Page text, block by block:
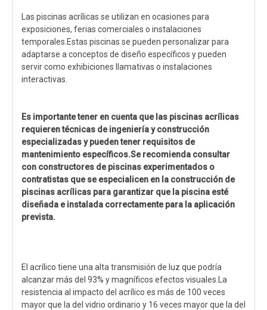
Las piscinas acrílicas se utilizan en ocasiones para
exposiciones, ferias comerciales o instalaciones
temporales.Estas piscinas se pueden personalizar para
adaptarse a conceptos de diseño específicos y pueden
servir como exhibiciones llamativas o instalaciones
interactivas.
Es importante tener en cuenta que las piscinas acrílicas
requieren técnicas de ingeniería y construcción
especializadas y pueden tener requisitos de
mantenimiento específicos.Se recomienda consultar
con constructores de piscinas experimentados o
contratistas que se especialicen en la construcción de
piscinas acrílicas para garantizar que la piscina esté
diseñada e instalada correctamente para la aplicación
prevista.
El acrílico tiene una alta transmisión de luz que podría
alcanzar más del 93% y magníficos efectos visuales.La
resistencia al impacto del acrílico es más de 100 veces
mayor que la del vidrio ordinario y 16 veces mayor que la del